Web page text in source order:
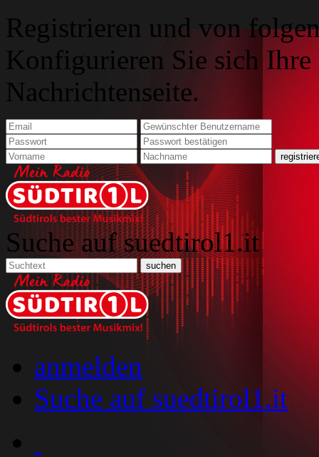
Registrieren und von
Konfigurieren Sie sich
Nachrichtenseite.
Suche auf suedtirol1.it
anmelden
Suche auf suedtirol1.it